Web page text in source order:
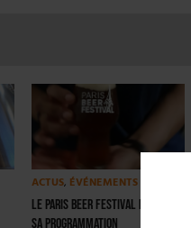
ACTUS, ÉVÉNEMENTS
Le Paris Beer Festival dévoile
sa programmation